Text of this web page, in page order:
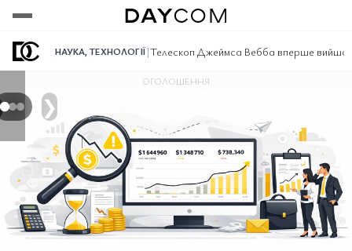
НАУКА, ТЕХНОЛОГІЇ|Телескоп Джеймса Вебба вперше вийшов
❯
ОГОЛОШЕННЯ